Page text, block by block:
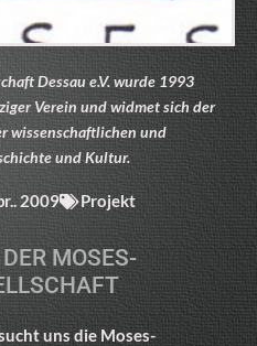
Dessau e.V. wurde 1993
Verein und widmet sich der
wissenschaftlichen und
und Kultur.
2009 Projekt
MOSES-
uns die Moses-